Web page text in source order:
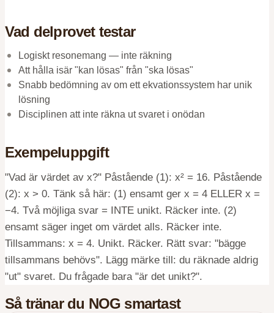
Vad delprovet testar
Logiskt resonemang — inte räkning
Att hålla isär "kan lösas" från "ska lösas"
Snabb bedömning av om ett ekvationssystem har unik
lösning
Disciplinen att inte räkna ut svaret i onödan
Exempeluppgift
"Vad är värdet av x?" Påstående (1): x² = 16. Påstående
(2): x > 0. Tänk så här: (1) ensamt ger x = 4 ELLER x =
−4. Två möjliga svar = INTE unikt. Räcker inte. (2)
ensamt säger inget om värdet alls. Räcker inte.
Tillsammans: x = 4. Unikt. Räcker. Rätt svar: "bägge
tillsammans behövs". Lägg märke till: du räknade aldrig
"ut" svaret. Du frågade bara "är det unikt?".
Så tränar du NOG smartast